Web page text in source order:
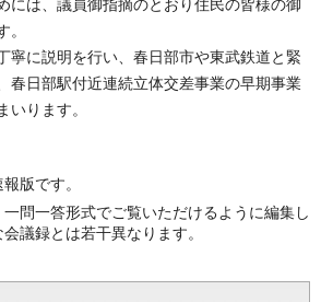
には、議員御指摘のとおり住民の皆様の御
。
寧に説明を行い、春日部市や東武鉄道と緊
春日部駅付近連続立体交差事業の早期事業
いります。
版です。
一問一答形式でご覧いただけるように編集し
議録とは若干異なります。